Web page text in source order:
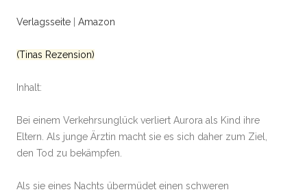
Verlagsseite Amazon
(Tinas Rezension)
Inhalt:
Bei einem Verkehrsunglück verliert Aurora als Kind ihre
Eltern. Als junge Ärztin macht sie es sich daher zum Ziel,
den Tod zu bekämpfen.
Als sie eines Nachts übermüdet einen schweren